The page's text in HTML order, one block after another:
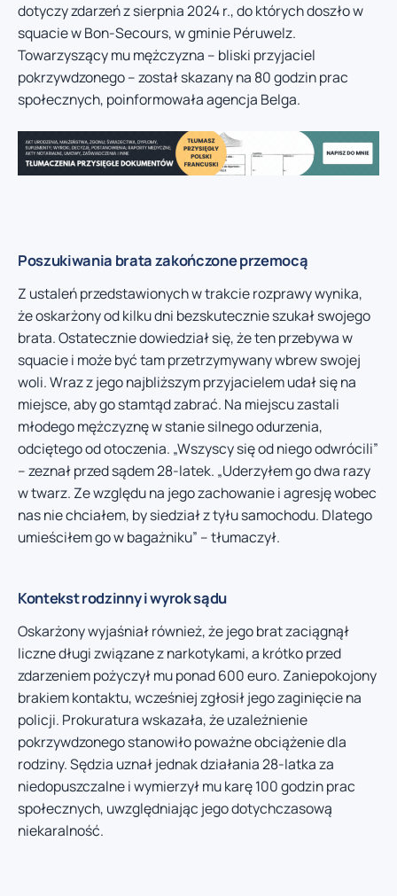
dotyczy zdarzeń z sierpnia 2024 r., do których doszło w
squacie w Bon-Secours, w gminie Péruwelz.
Towarzyszący mu mężczyzna – bliski przyjaciel
pokrzywdzonego – został skazany na 80 godzin prac
społecznych, poinformowała agencja Belga.
Poszukiwania brata zakończone przemocą
Z ustaleń przedstawionych w trakcie rozprawy wynika,
że oskarżony od kilku dni bezskutecznie szukał swojego
brata. Ostatecznie dowiedział się, że ten przebywa w
squacie i może być tam przetrzymywany wbrew swojej
woli. Wraz z jego najbliższym przyjacielem udał się na
miejsce, aby go stamtąd zabrać. Na miejscu zastali
młodego mężczyznę w stanie silnego odurzenia,
odciętego od otoczenia. „Wszyscy się od niego odwrócili”
– zeznał przed sądem 28-latek. „Uderzyłem go dwa razy
w twarz. Ze względu na jego zachowanie i agresję wobec
nas nie chciałem, by siedział z tyłu samochodu. Dlatego
umieściłem go w bagażniku” – tłumaczył.
Kontekst rodzinny i wyrok sądu
Oskarżony wyjaśniał również, że jego brat zaciągnął
liczne długi związane z narkotykami, a krótko przed
zdarzeniem pożyczył mu ponad 600 euro. Zaniepokojony
brakiem kontaktu, wcześniej zgłosił jego zaginięcie na
policji. Prokuratura wskazała, że uzależnienie
pokrzywdzonego stanowiło poważne obciążenie dla
rodziny. Sędzia uznał jednak działania 28-latka za
niedopuszczalne i wymierzył mu karę 100 godzin prac
społecznych, uwzględniając jego dotychczasową
niekaralność.